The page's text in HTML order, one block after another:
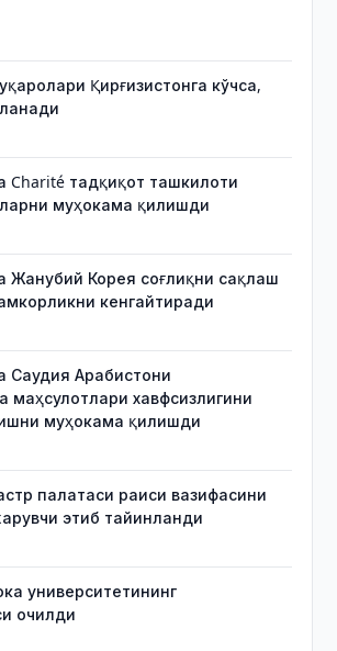
Қирғизистонга кўчса,
Charité тадқиқот ташкилоти
муҳокама қилишди
Жанубий Корея соғлиқни сақлаш
кенгайтиради
Саудия Арабистони
маҳсулотлари хавфсизлигини
муҳокама қилишди
палатаси раиси вазифасини
этиб тайинланди
университетининг
очилди